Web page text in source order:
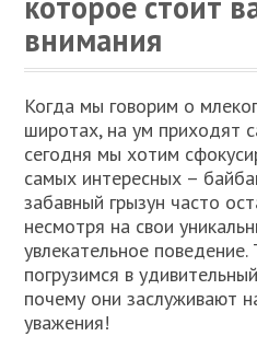
внимания
Когда мы говорим о
широтах, на ум приходят
сегодня мы хотим
самых интересных –
забавный грызун часто
несмотря на свои
увлекательное
погрузимся в
почему они заслуживают
уважения!